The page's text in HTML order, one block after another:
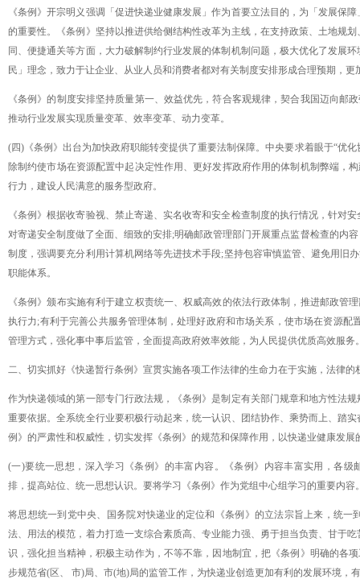
《条例》开宗明义强调「促进快递业健康发展」作为首要立法目的，为「发展保
的重要性。《条例》坚持以推进供给侧结构性改革为主线，在支持政策、土地规
同、便捷通关等方面，大力破解制约行业发展的体制机制问题，极大优化了发展环
民」理念，致力于让企业、从业人员和消费者都对有关制度安排形成合理预期，更
《条例》的制度安排坚持质量第一、效益优先，符合客观规律，契合我国迈向邮
推动行业发展实现质量变革、效率变革、动力变革。
(四)《条例》出台为加快政府职能转变提供了重要法制保障。中央要求着眼于“优
除制约使市场在资源配置中起决定性作用、更好发挥政府作用的体制机制弊端，
行力，建设人民满意的服务型政府。
《条例》根据收寄验视、禁止寄递、实名收寄和安全检查制度的执行情况，针对
对寄递安全制度做了全面、细致的安排;明确邮政管理部门开展重点监督检查的内
制度，强调要充分利用计算机网络等先进技术手段;坚持包容审慎监管、避免用旧
职能体系。
《条例》颁布实施有利于建立权责统一、权威高效的依法行政体制，推进邮政管
执行力;有利于完善公共服务管理体制，处理好政府和市场关系，使市场在资源
管理方式，强化事中事后监管，全面提高政府效率效能，为人民提供优质高效服务
二、切实抓好《快递暂行条例》宣贯实施各项工作法律的生命力在于实施，法律的
作为快递领域的第一部专门行政法规，《条例》是制定有关部门规章和地方性法
重要依据。全系统全行业要积极行动起来，统一认识、团结协作、乘势而上、踏
例》的严肃性和权威性，切实发挥《条例》的规范和保障作用，以快递业健康发
(一)要统一思想，深入学习《条例》的丰富内容。《条例》内容丰富实用，各
排，提高站位、统一思想认识。要将学习《条例》作为党组中心组学习的重要内容
将思想统一到党中央、国务院对快递业的定位和《条例》的立法宗旨上来，统一
法、用法的模范，着力打造一支综合素质高、专业能力强、勇于担当负责、甘于
识，强化担当精神，积极主动作为，不等不靠，因地制宜，把《条例》明确的各
步规范省(区、 市)局、市(地)局的监管工作，为快递业创造更加有利的发展环境，